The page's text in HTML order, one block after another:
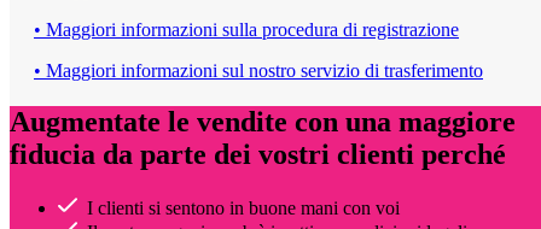
• Maggiori informazioni sulla procedura di registrazione
• Maggiori informazioni sul nostro servizio di trasferimento
Augmentate le vendite con una maggiore
fiducia da parte dei vostri clienti perché
I clienti si sentono in buone mani con voi